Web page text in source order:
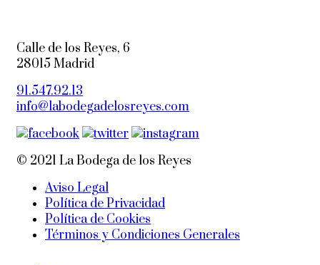
Calle de los Reyes, 6
28015 Madrid
91.547.92.13
info@labodegadelosreyes.com
© 2021 La Bodega de los Reyes
Aviso Legal
Política de Privacidad
Política de Cookies
Términos y Condiciones Generales